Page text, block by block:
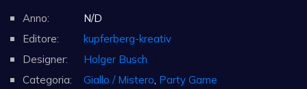
Anno:
N/D
Editore:
kupferberg-kreativ
Designer:
Holger Busch
Categoria:
Giallo / Mistero Party Game